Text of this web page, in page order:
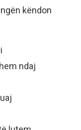
këndon
ndaj